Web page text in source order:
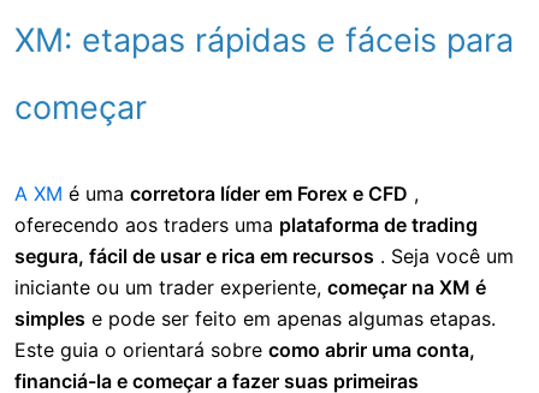
XM: etapas rápidas e fáceis para
começar
A XM é uma corretora líder em Forex e CFD ,
oferecendo aos traders uma plataforma de trading
segura, fácil de usar e rica em recursos . Seja você um
iniciante ou um trader experiente, começar na XM é
simples e pode ser feito em apenas algumas etapas.
Este guia o orientará sobre como abrir uma conta,
financiá-la e começar a fazer suas primeiras